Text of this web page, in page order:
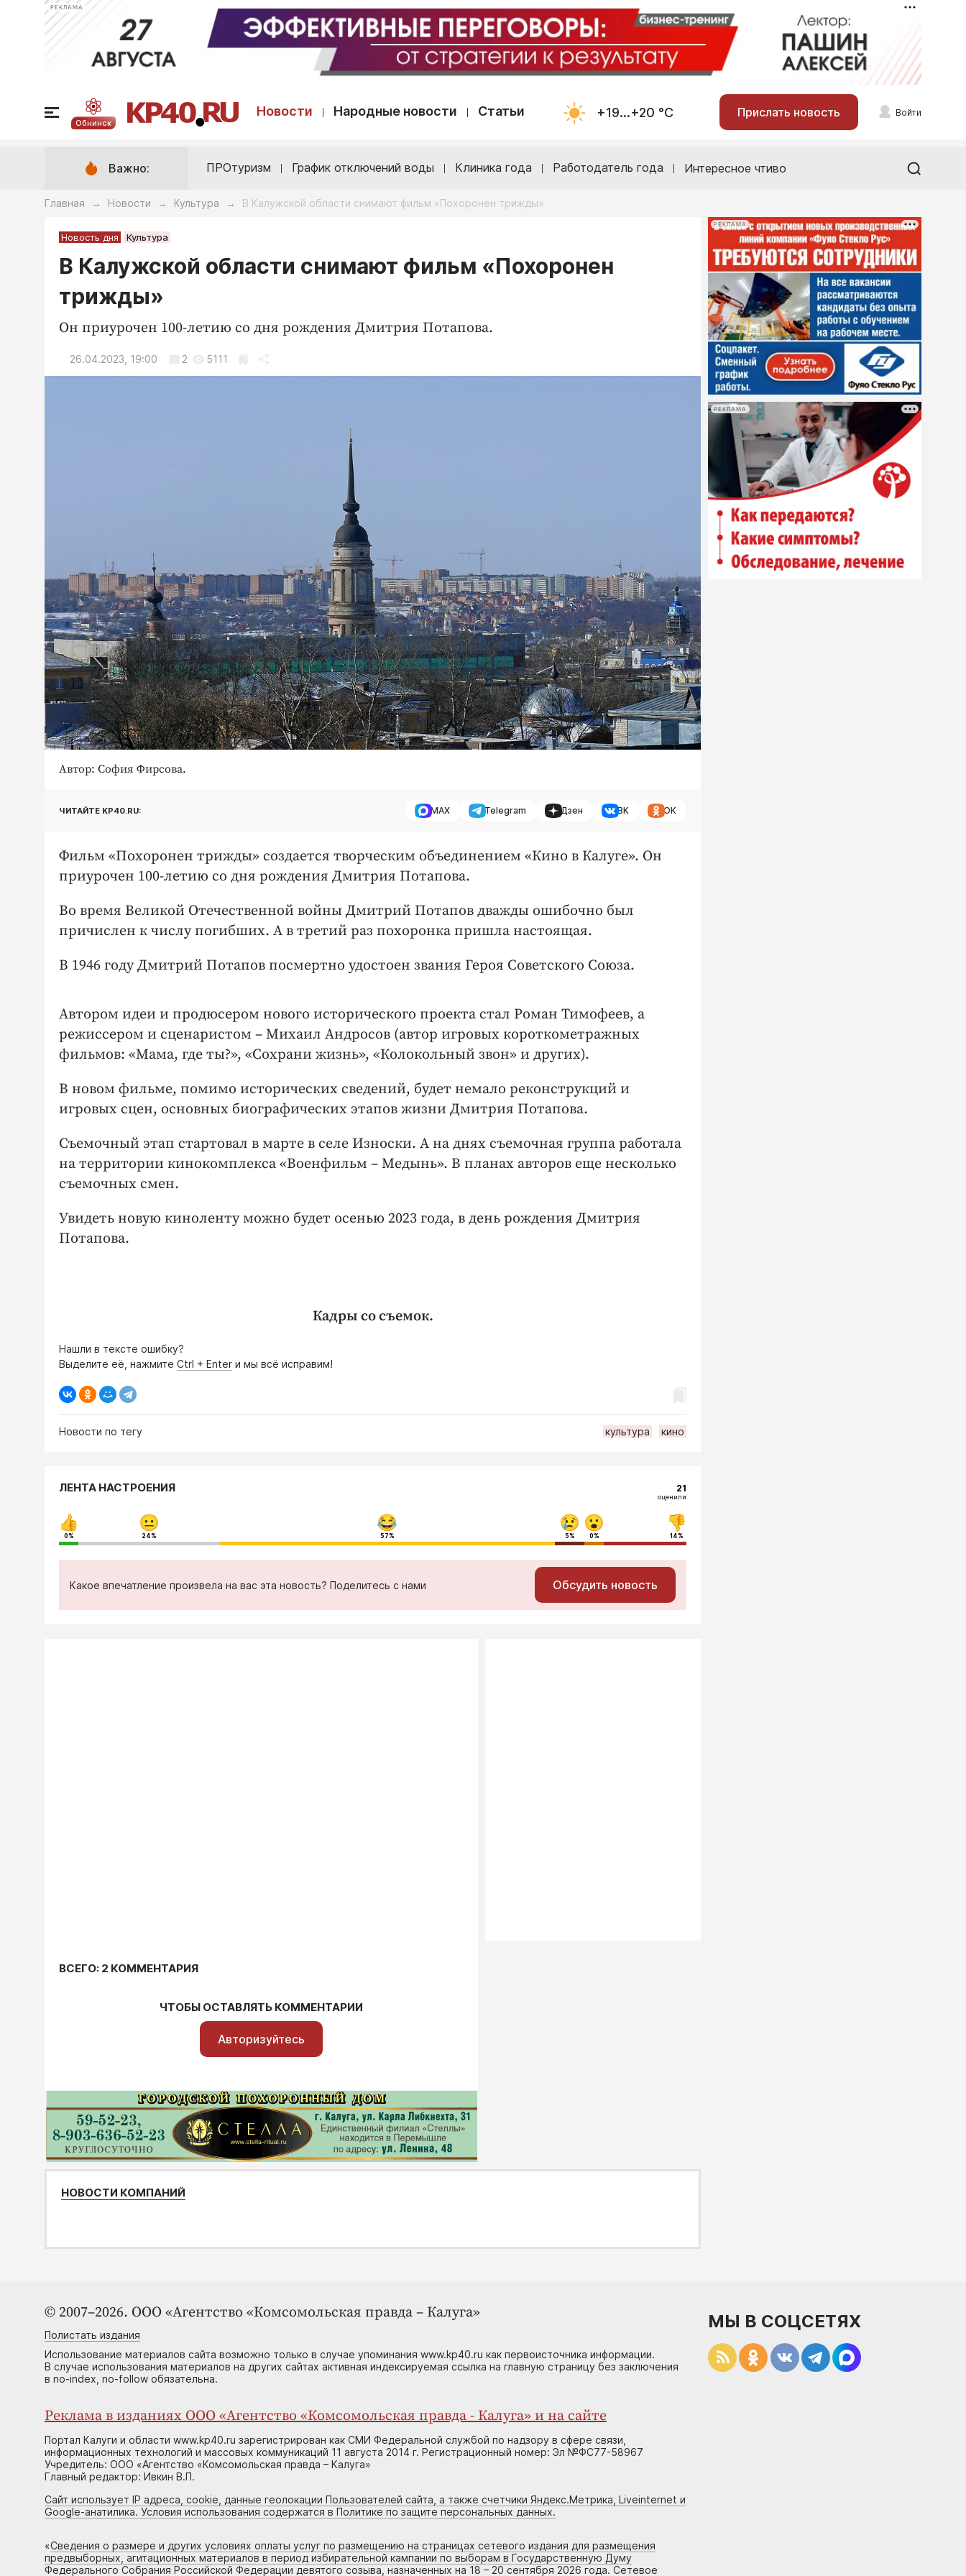
РЕКЛАМА
Обнинск
Новости Народные новости Статьи +19...+20 °С Прислать новость Войти
Важно: ПРОтуризм График отключений воды Клиника года Работодатель года Интересное чтиво
Главная → Новости → Культура → В Калужской области снимают фильм «Похоронен трижды»
Новость дня Культура
В Калужской области снимают фильм «Похоронен
трижды»
Он приурочен 100-летию со дня рождения Дмитрия Потапова.
26.04.2023, 19:00 2 5111
Автор: София Фирсова.
ЧИТАЙТЕ KP40.RU: MAX Telegram Дзен ВК ОК
Фильм «Похоронен трижды» создается творческим объединением «Кино в Калуге». Он
приурочен 100-летию со дня рождения Дмитрия Потапова.
Во время Великой Отечественной войны Дмитрий Потапов дважды ошибочно был
причислен к числу погибших. А в третий раз похоронка пришла настоящая.
В 1946 году Дмитрий Потапов посмертно удостоен звания Героя Советского Союза.
Автором идеи и продюсером нового исторического проекта стал Роман Тимофеев, а
режиссером и сценаристом – Михаил Андросов (автор игровых короткометражных
фильмов: «Мама, где ты?», «Сохрани жизнь», «Колокольный звон» и других).
В новом фильме, помимо исторических сведений, будет немало реконструкций и
игровых сцен, основных биографических этапов жизни Дмитрия Потапова.
Съемочный этап стартовал в марте в селе Износки. А на днях съемочная группа работала
на территории кинокомплекса «Военфильм – Медынь». В планах авторов еще несколько
съемочных смен.
Увидеть новую киноленту можно будет осенью 2023 года, в день рождения Дмитрия
Потапова.
Кадры со съемок.
Нашли в тексте ошибку?
Выделите её, нажмите Ctrl + Enter и мы всё исправим!
Новости по тегу культура кино
РЕКЛАМА
РЕКЛАМА
ЛЕНТА НАСТРОЕНИЯ 21
оценили
0% 24% 57% 5% 0% 14%
Какое впечатление произвела на вас эта новость? Поделитесь с нами Обсудить новость
ВСЕГО: 2 КОММЕНТАРИЯ
ЧТОБЫ ОСТАВЛЯТЬ КОММЕНТАРИИ
Авторизуйтесь
НОВОСТИ КОМПАНИЙ
© 2007–2026. ООО «Агентство «Комсомольская правда – Калуга»
Полистать издания
Использование материалов сайта возможно только в случае упоминания www.kp40.ru как первоисточника информации.
В случае использования материалов на других сайтах активная индексируемая ссылка на главную страницу без заключения
в no-index, no-follow обязательна.
Реклама в изданиях ООО «Агентство «Комсомольская правда - Калуга» и на сайте
Портал Калуги и области www.kp40.ru зарегистрирован как СМИ Федеральной службой по надзору в сфере связи,
информационных технологий и массовых коммуникаций 11 августа 2014 г. Регистрационный номер: Эл №ФС77-58967
Учредитель: ООО «Агентство «Комсомольская правда – Калуга»
Главный редактор: Ивкин В.П.
Сайт использует IP адреса, cookie, данные геолокации Пользователей сайта, а также счетчики Яндекс.Метрика, Liveinternet и
Google-анатилика. Условия использования содержатся в Политике по защите персональных данных.
«Сведения о размере и других условиях оплаты услуг по размещению на страницах сетевого издания для размещения
предвыборных, агитационных материалов в период избирательной кампании по выборам в Государственную Думу
Федерального Собрания Российской Федерации девятого созыва, назначенных на 18 – 20 сентября 2026 года. Сетевое
МЫ В СОЦСЕТЯХ